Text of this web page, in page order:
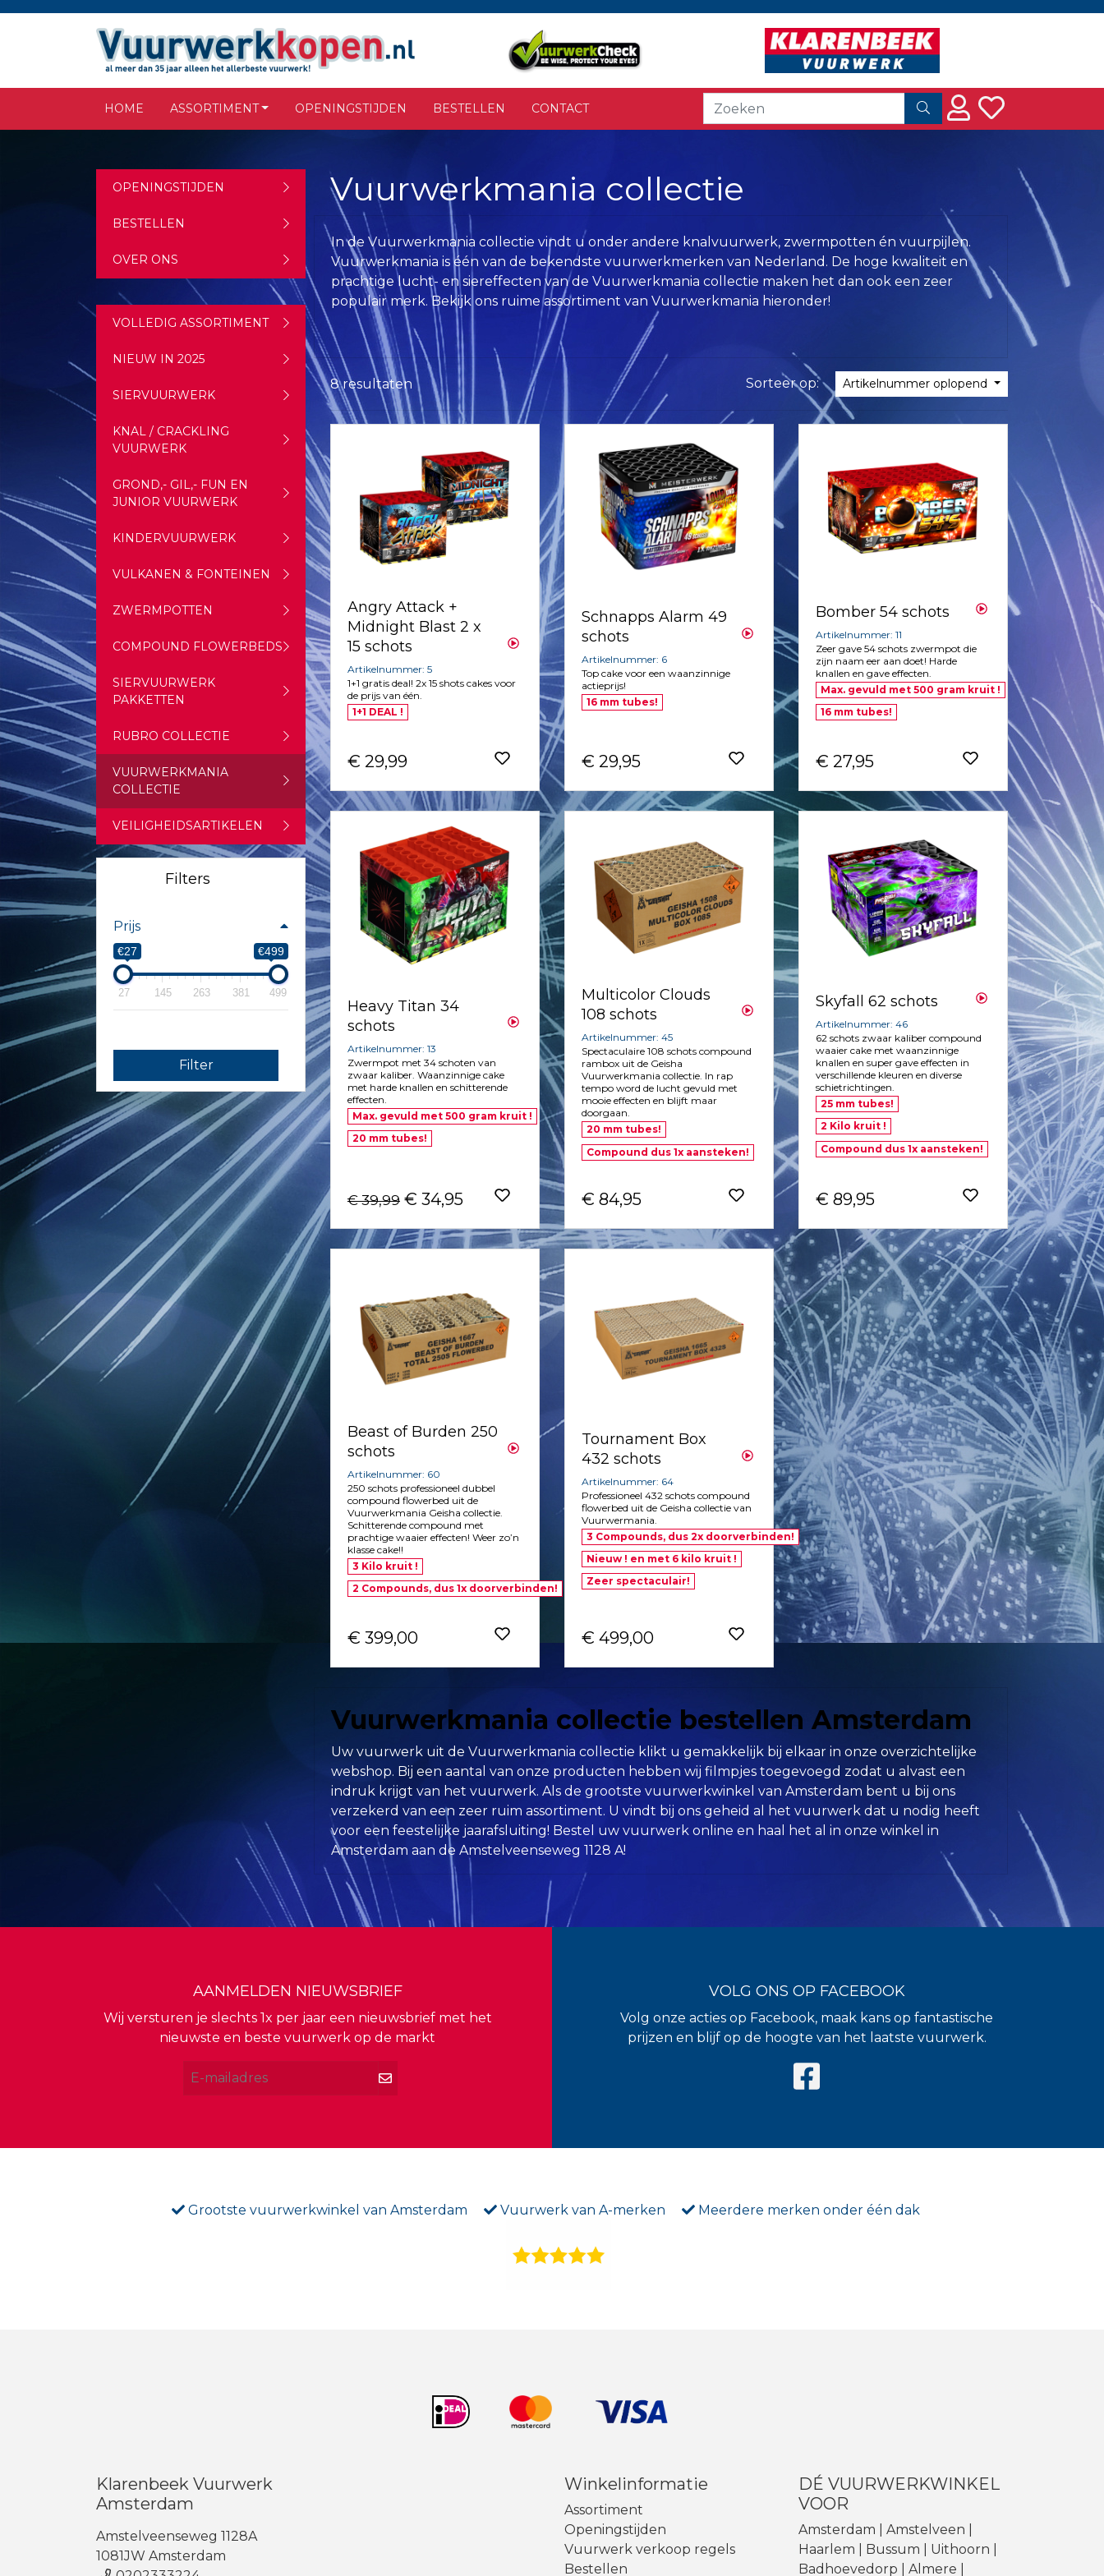
HOME ASSORTIMENT OPENINGSTIJDEN BESTELLEN CONTACT
OPENINGSTIJDEN
BESTELLEN
OVER ONS
VOLLEDIG ASSORTIMENT
NIEUW IN 2025
SIERVUURWERK
KNAL / CRACKLING
VUURWERK
GROND,- GIL,- FUN EN
JUNIOR VUURWERK
KINDERVUURWERK
VULKANEN & FONTEINEN
ZWERMPOTTEN
COMPOUND FLOWERBEDS
SIERVUURWERK
PAKKETTEN
RUBRO COLLECTIE
VUURWERKMANIA
COLLECTIE
VEILIGHEIDSARTIKELEN
Filters
Prijs
€27 €499
27 145 263 381 499
Filter
Vuurwerkmania collectie
In de Vuurwerkmania collectie vindt u onder andere knalvuurwerk, zwermpotten én vuurpijlen.
Vuurwerkmania is één van de bekendste vuurwerkmerken van Nederland. De hoge kwaliteit en
prachtige lucht- en siereffecten van de Vuurwerkmania collectie maken het dan ook een zeer
populair merk. Bekijk ons ruime assortiment van Vuurwerkmania hieronder!
8 resultaten Sorteer op: Artikelnummer oplopend
Angry Attack +
Midnight Blast 2 x
15 schots
Artikelnummer: 5
1+1 gratis deal! 2x 15 shots cakes voor
de prijs van één.
1+1 DEAL !
€ 29,99
Schnapps Alarm 49
schots
Artikelnummer: 6
Top cake voor een waanzinnige
actieprijs!
16 mm tubes!
€ 29,95
Bomber 54 schots
Artikelnummer: 11
Zeer gave 54 schots zwermpot die
zijn naam eer aan doet! Harde
knallen en gave effecten.
Max. gevuld met 500 gram kruit !
16 mm tubes!
€ 27,95
Heavy Titan 34
schots
Artikelnummer: 13
Zwermpot met 34 schoten van
zwaar kaliber. Waanzinnige cake
met harde knallen en schitterende
effecten.
Max. gevuld met 500 gram kruit !
20 mm tubes!
€ 39,99 € 34,95
Multicolor Clouds
108 schots
Artikelnummer: 45
Spectaculaire 108 schots compound
rambox uit de Geisha
Vuurwerkmania collectie. In rap
tempo word de lucht gevuld met
mooie effecten en blijft maar
doorgaan.
20 mm tubes!
Compound dus 1x aansteken!
€ 84,95
Skyfall 62 schots
Artikelnummer: 46
62 schots zwaar kaliber compound
waaier cake met waanzinnige
knallen en super gave effecten in
verschillende kleuren en diverse
schietrichtingen.
25 mm tubes!
2 Kilo kruit !
Compound dus 1x aansteken!
€ 89,95
Beast of Burden 250
schots
Artikelnummer: 60
250 schots professioneel dubbel
compound flowerbed uit de
Vuurwerkmania Geisha collectie.
Schitterende compound met
prachtige waaier effecten! Weer zo’n
klasse cake!!
3 Kilo kruit !
2 Compounds, dus 1x doorverbinden!
€ 399,00
Tournament Box
432 schots
Artikelnummer: 64
Professioneel 432 schots compound
flowerbed uit de Geisha collectie van
Vuurwermania.
3 Compounds, dus 2x doorverbinden!
Nieuw ! en met 6 kilo kruit !
Zeer spectaculair!
€ 499,00
Vuurwerkmania collectie bestellen Amsterdam
Uw vuurwerk uit de Vuurwerkmania collectie klikt u gemakkelijk bij elkaar in onze overzichtelijke
webshop. Bij een aantal van onze producten hebben wij filmpjes toegevoegd zodat u alvast een
indruk krijgt van het vuurwerk. Als de grootste vuurwerkwinkel van Amsterdam bent u bij ons
verzekerd van een zeer ruim assortiment. U vindt bij ons geheid al het vuurwerk dat u nodig heeft
voor een feestelijke jaarafsluiting! Bestel uw vuurwerk online en haal het al in onze winkel in
Amsterdam aan de Amstelveenseweg 1128 A!
AANMELDEN NIEUWSBRIEF
Wij versturen je slechts 1x per jaar een nieuwsbrief met het
nieuwste en beste vuurwerk op de markt
VOLG ONS OP FACEBOOK
Volg onze acties op Facebook, maak kans op fantastische
prijzen en blijf op de hoogte van het laatste vuurwerk.
Grootste vuurwerkwinkel van Amsterdam Vuurwerk van A-merken Meerdere merken onder één dak
Klarenbeek Vuurwerk
Amsterdam
Amstelveenseweg 1128A
1081JW Amsterdam
Winkelinformatie
Assortiment
Openingstijden
Vuurwerk verkoop regels
Bestellen
DÉ VUURWERKWINKEL
VOOR
Amsterdam | Amstelveen |
Haarlem | Bussum | Uithoorn
Badhoevedorp | Almere |